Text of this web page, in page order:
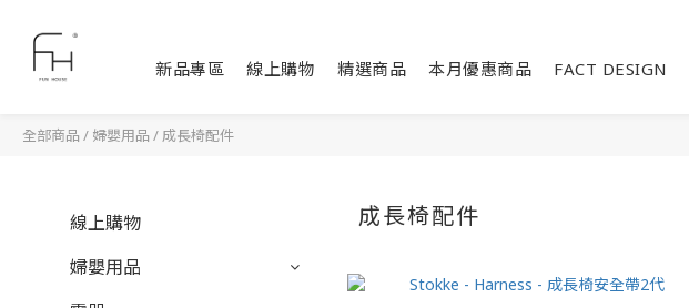
新品專區 線上購物 精選商品 本月優惠商品 FACT DESIGN
全部商品 / 婦嬰用品 / 成長椅配件
線上購物
婦嬰用品
成長椅配件